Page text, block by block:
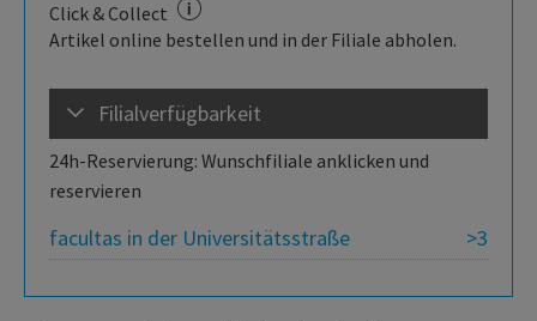
Click & Collect
Artikel online bestellen und in der Filiale abholen.
Filialverfügbarkeit
24h-Reservierung: Wunschfiliale anklicken und
reservieren
>3
facultas in der Universitätsstraße